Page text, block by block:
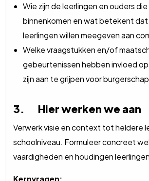
Wie zijn de leerlingen en ouders
binnenkomen en wat betekent
leerlingen willen meegeven aan
Welke vraagstukken en/of
gebeurtenissen hebben invloed
zijn aan te grijpen voor
3. Hier werken we aan
Verwerk visie en context tot heldere
schoolniveau. Formuleer concreet
vaardigheden en houdingen
Kernvragen: